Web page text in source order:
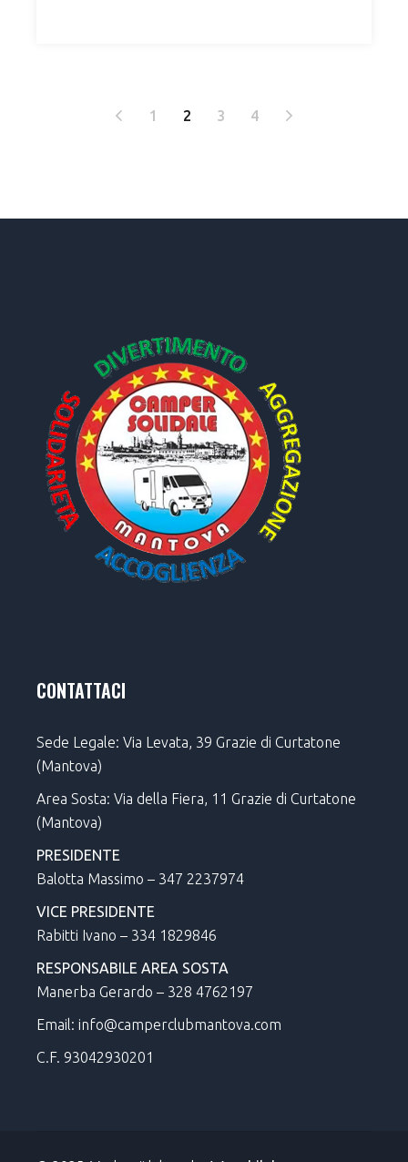
PAGINAZIONE
ARTICOLI
1 2 3 4
CONTATTACI
Sede Legale: Via Levata, 39 Grazie di Curtatone
(Mantova)
Area Sosta: Via della Fiera, 11 Grazie di Curtatone
(Mantova)
PRESIDENTE
Balotta Massimo – 347 2237974
VICE PRESIDENTE
Rabitti Ivano – 334 1829846
RESPONSABILE AREA SOSTA
Manerba Gerardo – 328 4762197
Email: info@camperclubmantova.com
C.F. 93042930201